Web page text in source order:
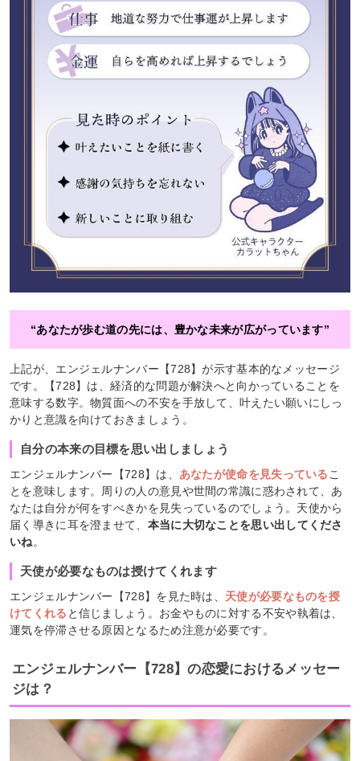
“あなたが歩む道の先には、豊かな未来が広がっています”
上記が、エンジェルナンバー【728】が示す基本的なメッセージ
です。【728】は、経済的な問題が解決へと向かっていることを
意味する数字。物質面への不安を手放して、叶えたい願いにしっ
かりと意識を向けておきましょう。
自分の本来の目標を思い出しましょう
エンジェルナンバー【728】は、 あなたが使命を見失っている こ
とを意味します。周りの人の意見や世間の常識に惑わされて、あ
なたは自分が何をすべきかを見失っているのでしょう。天使から
届く導きに耳を澄ませて、 本当に大切なことを思い出してくださ
いね。
天使が必要なものは授けてくれます
エンジェルナンバー【728】を見た時は、 天使が必要なものを授
けてくれる と信じましょう。お金やものに対する不安や執着は、
運気を停滞させる原因となるため注意が必要です。
エンジェルナンバー【728】の恋愛におけるメッセー
ジは？